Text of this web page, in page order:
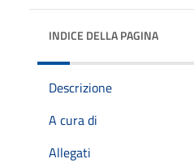
INDICE DELLA PAGINA
Descrizione
A cura di
Allegati